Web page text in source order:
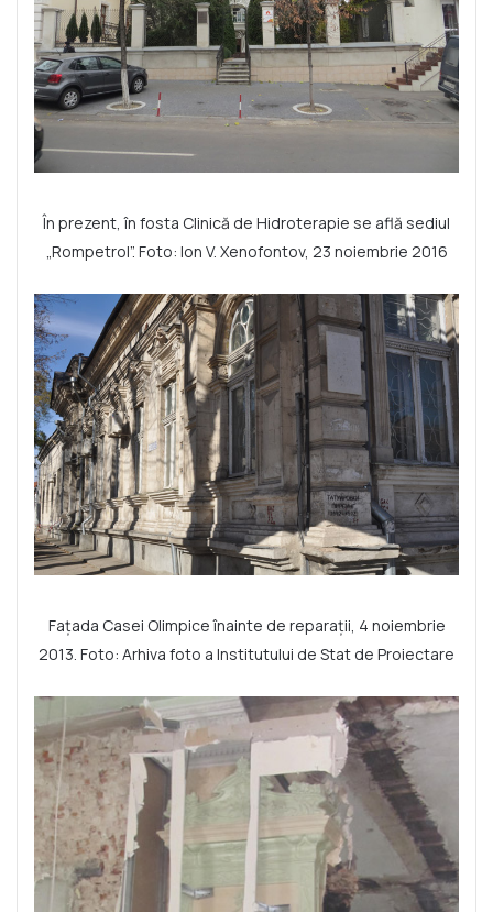
În prezent, în fosta Clinică de Hidroterapie se află sediul
„Rompetrol”. Foto: Ion V. Xenofontov, 23 noiembrie 2016
Fațada Casei Olimpice înainte de reparații, 4 noiembrie
2013. Foto: Arhiva foto a Institutului de Stat de Proiectare